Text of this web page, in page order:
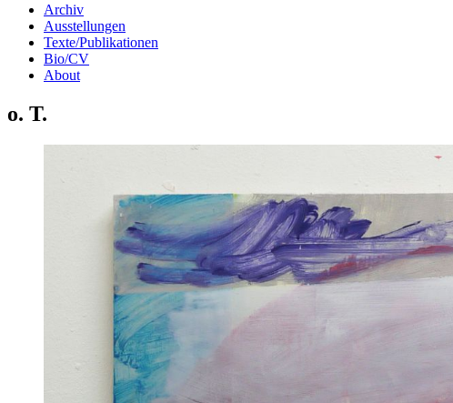
Archiv
Ausstellungen
Texte/Publikationen
Bio/CV
About
o. T.